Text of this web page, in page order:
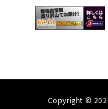
Copyright © 2026